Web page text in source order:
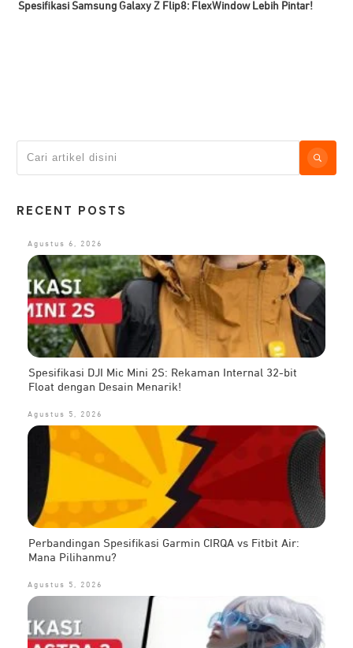
Spesifikasi Samsung Galaxy Z Flip8: FlexWindow Lebih Pintar!
RECENT POSTS
Agustus 6, 2026
Spesifikasi DJI Mic Mini 2S: Rekaman Internal 32-bit
Float dengan Desain Menarik!
Agustus 5, 2026
Perbandingan Spesifikasi Garmin CIRQA vs Fitbit Air:
Mana Pilihanmu?
Agustus 5, 2026